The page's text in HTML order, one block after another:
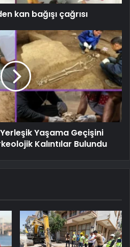
kan bağışı çağrısı
Yaşama Geçişini
Kalıntılar Bulundu